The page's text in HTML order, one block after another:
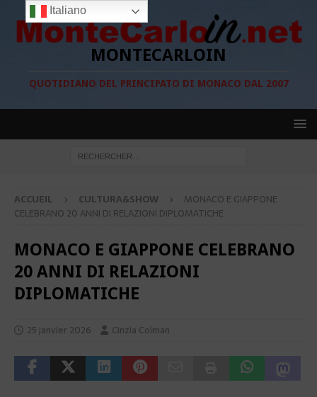
MONTECARLOIN
QUOTIDIANO DEL PRINCIPATO DI MONACO DAL 2007
ACCUEIL CULTURA&SHOW
MONACO E GIAPPONE
CELEBRANO 20 ANNI DI RELAZIONI DIPLOMATICHE
MONACO E GIAPPONE CELEBRANO
20 ANNI DI RELAZIONI
DIPLOMATICHE
25 janvier 2026 Cinzia Colman
Italiano